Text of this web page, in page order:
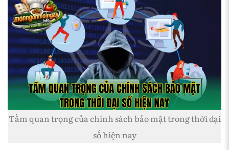
Tầm quan trọng của chính sách bảo mật trong thời đại
số hiện nay